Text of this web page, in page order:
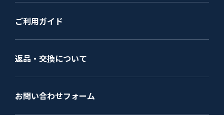
ご利用ガイド
返品・交換について
お問い合わせフォーム